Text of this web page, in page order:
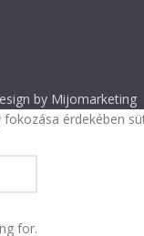
by Mijomarketing
for.
érdekében